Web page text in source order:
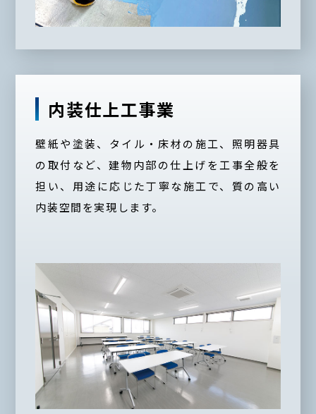
内装仕上工事業
壁紙や塗装、タイル・床材の施工、照明器具
の取付など、建物内部の仕上げを工事全般を
担い、用途に応じた丁寧な施工で、質の高い
内装空間を実現します。